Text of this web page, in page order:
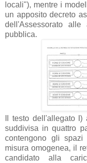
locali"), mentre i
un apposito decreto
dell'Assessorato
pubblica.
Il testo dell'allegato
suddivisa in quattro
contengono gli spazi
misura omogenea, il
candidato alla